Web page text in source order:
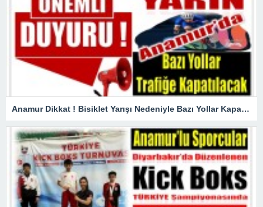
Anamur Dikkat ! Bisiklet Yarışı Nedeniyle Bazı Yollar Kapanacak